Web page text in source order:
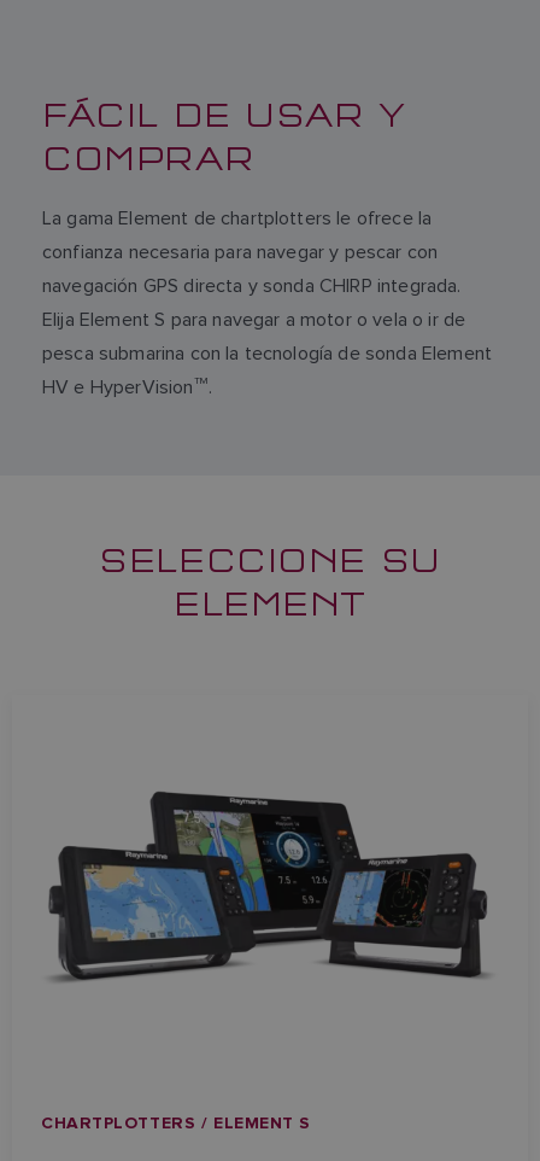
FÁCIL DE USAR Y
COMPRAR
La gama Element de chartplotters le ofrece la
confianza necesaria para navegar y pescar con
navegación GPS directa y sonda CHIRP integrada.
Elija Element S para navegar a motor o vela o ir de
pesca submarina con la tecnología de sonda Element
HV e HyperVision TM .
SELECCIONE SU
ELEMENT
CHARTPLOTTERS / ELEMENT S